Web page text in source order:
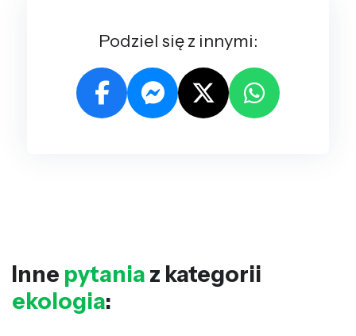
Podziel się z innymi:
Inne pytania z kategorii
ekologia: